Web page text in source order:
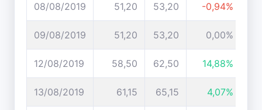
08/08/2019 51,20 53,20 -0,94%
09/08/2019 51,20 53,20 0,00%
12/08/2019 58,50 62,50 14,88%
13/08/2019 61,15 65,15 4,07%